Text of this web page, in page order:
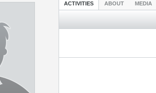
ACTIVITIES ABOUT MEDIA